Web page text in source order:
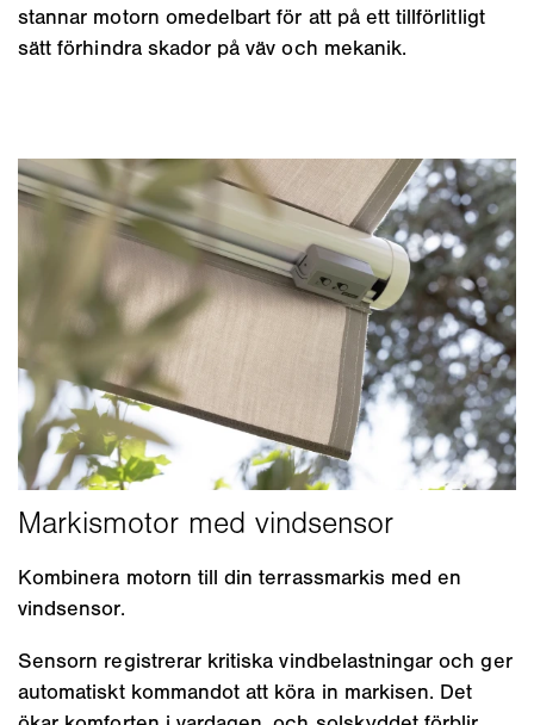
stannar motorn omedelbart för att på ett tillförlitligt
sätt förhindra skador på väv och mekanik.
Kombinera motorn till din terrassmarkis med en
vindsensor.
Sensorn registrerar kritiska vindbelastningar och ger
automatiskt kommandot att köra in markisen. Det